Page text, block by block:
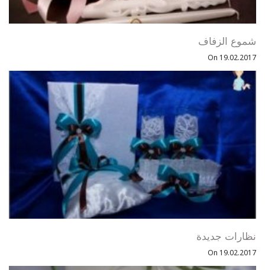
شموع الزفاف
On 19.02.2017
نظارات جديدة
On 19.02.2017